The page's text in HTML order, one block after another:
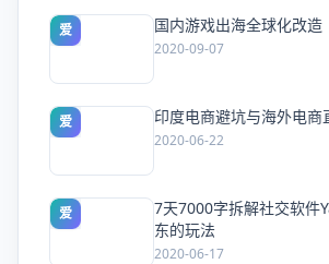
爱 国内游戏出海全球化改造
2020-09-07
爱 印度电商避坑与海外电商
2020-06-22
爱
7天7000字拆解社交软件
东的玩法
2020-06-17